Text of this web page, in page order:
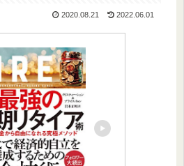
2020.08.21 2022.06.01